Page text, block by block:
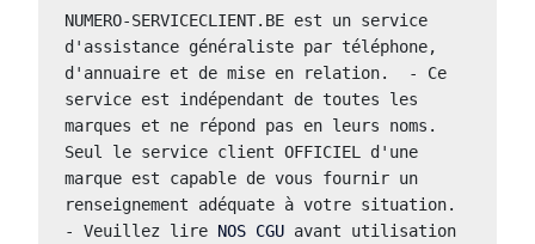
NUMERO-SERVICECLIENT.BE est un service
d'assistance généraliste par téléphone,
d'annuaire et de mise en relation.  - Ce
service est indépendant de toutes les
marques et ne répond pas en leurs noms.
Seul le service client OFFICIEL d'une
marque est capable de vous fournir un
renseignement adéquate à votre situation.
- Veuillez lire NOS CGU avant utilisation